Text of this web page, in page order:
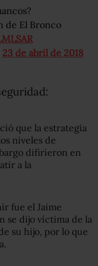
de El Bronco
23 de abril de 2018
que la estrategia
niveles de
difirieron en
a la
fue el Jaime
se dijo víctima de la
su hijo, por lo que